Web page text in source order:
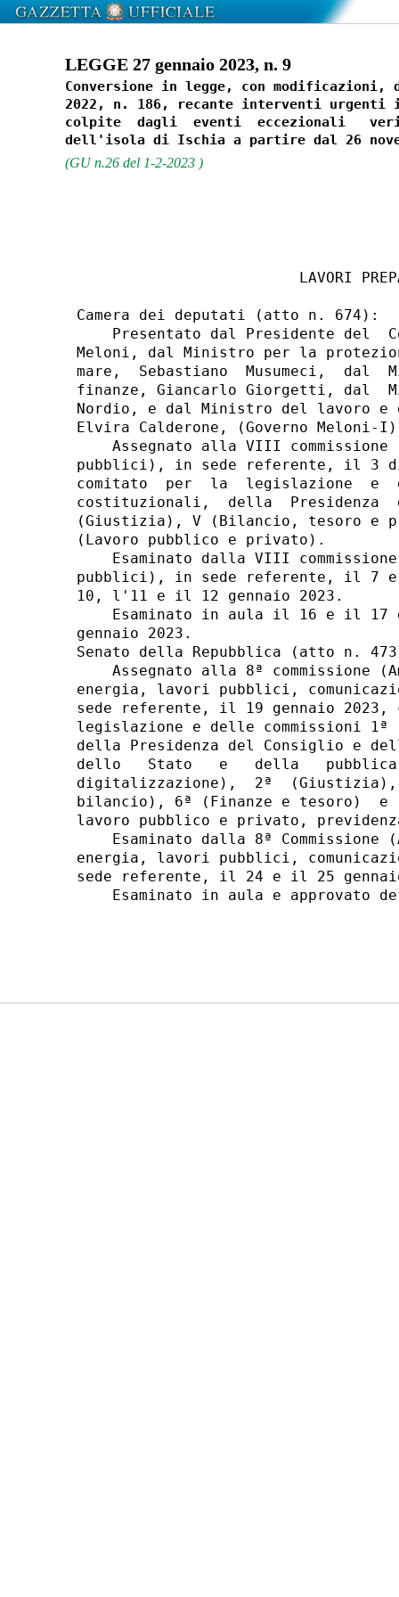
LEGGE 27 gennaio 2023, n. 9
Conversione in legge, con modificazioni,
2022, n. 186, recante interventi urgenti
colpite  dagli  eventi  eccezionali
(GU n.26 del 1-2-2023 )
LAVORI
Camera dei deputati (atto n. 674):
Presentato dal Presidente del
Meloni, dal Ministro per la
mare,  Sebastiano  Musumeci,
finanze, Giancarlo Giorgetti, dal
Nordio, e dal Ministro del lavoro
Elvira Calderone, (Governo
Assegnato alla VIII commissione
pubblici), in sede referente, il 3
comitato  per  la  legislazione  e
costituzionali,  della
(Giustizia), V (Bilancio, tesoro e
(Lavoro pubblico e privato).
Esaminato dalla VIII
pubblici), in sede referente, il 7
10, l'11 e il 12 gennaio 2023.
Esaminato in aula il 16 e il 17
gennaio 2023.
Senato della Repubblica (atto n.
Assegnato alla 8ª commissione
energia, lavori pubblici,
sede referente, il 19 gennaio
legislazione e delle commissioni
della Presidenza del Consiglio e
dello   Stato   e   della
digitalizzazione),  2ª  (Giustizia),
bilancio), 6ª (Finanze e tesoro)
lavoro pubblico e privato,
Esaminato dalla 8ª Commissione
energia, lavori pubblici,
sede referente, il 24 e il 25
Esaminato in aula e approvato